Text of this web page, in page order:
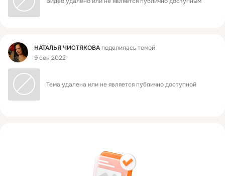
Фид НАТАЛЬЯ ЧИСТЯКОВАподелилась темой
9 сен 2022
Тема удалена или не является публично доступной